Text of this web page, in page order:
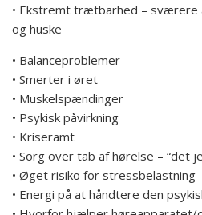
• Ekstremt trætbarhed – sværere
og huske
• Balanceproblemer
• Smerter i øret
• Muskelspændinger
• Psykisk påvirkning
• Kriseramt
• Sorg over tab af hørelse – “det
• Øget risiko for stressbelastning
• Energi på at håndtere den